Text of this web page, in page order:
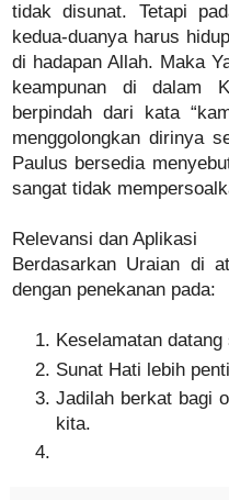
tidak disunat. Tetapi
kedua-duanya harus
di hadapan Allah. Maka
keampunan di dalam
berpindah dari kata
menggolongkan dirinya
Paulus bersedia
sangat tidak
Relevansi dan Aplikasi
Berdasarkan Uraian di
dengan penekanan pada:
Keselamatan
Sunat Hati lebih
Jadilah berkat bagi
kita.